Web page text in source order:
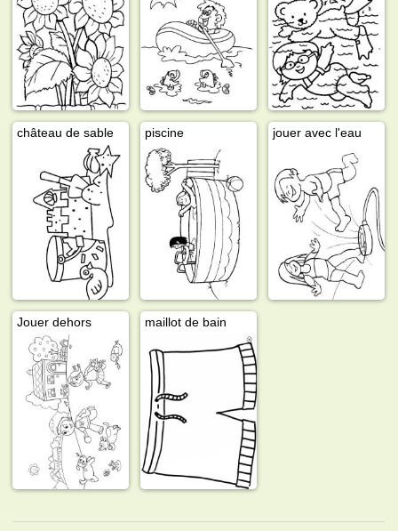
château de sable piscine jouer avec l'eau
Jouer dehors maillot de bain